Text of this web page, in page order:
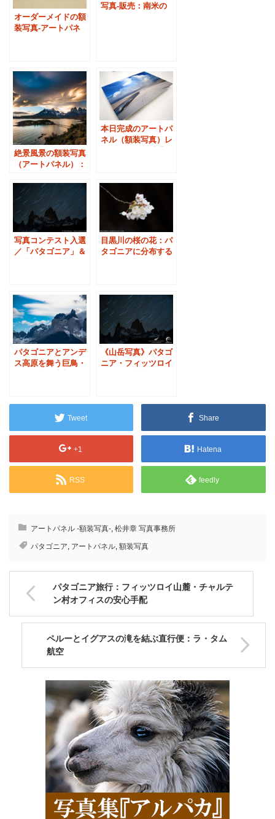
オーダーメイドの額
装写真-アートパネ
写真-販売：南米の
絶景風景の額装写真
（アートパネル）：
ります
本日完成のアートパ
ネル（額装写真）レ
写真コンテスト入選
／「パタゴニア」＆
目黒川の桜の花：パ
タゴニアに分布する
パタゴニアとアンデ
ス高原を舞う巨鳥・
《山岳写真》パタゴ
ニア・フィッツロイ
Tweet Share
+1 Hatena
RSS feedly
アートパネル -額装写真- 松井章 写真事務所
パタゴニア アートパネル 額装写真
パタゴニア旅行：フィッツロイ山麓・チャルテ
ン村オフィスの安心手配
ペルーとイグアスの滝を結ぶ直行便：ラ・タム
航空